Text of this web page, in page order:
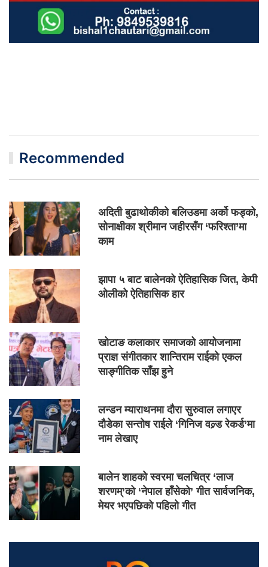
Recommended
अदिती बुढाथोकीको बलिउडमा अर्को फड्को,
सोनाक्षीका श्रीमान जहीरसँग ‘फरिश्ता’मा
काम
झापा ५ बाट बालेनको ऐतिहासिक जित, केपी
ओलीको ऐतिहासिक हार
खोटाङ कलाकार समाजको आयोजनामा
प्राज्ञ संगीतकार शान्तिराम राईको एकल
साङ्गीतिक साँझ हुने
लन्डन म्याराथनमा दौरा सुरुवाल लगाएर
दौडेका सन्तोष राईले ‘गिनिज वल्र्ड रेकर्ड’मा
नाम लेखाए
बालेन शाहको स्वरमा चलचित्र ‘लाज
शरणम्’को ‘नेपाल हाँसेको’ गीत सार्वजनिक,
मेयर भएपछिको पहिलो गीत